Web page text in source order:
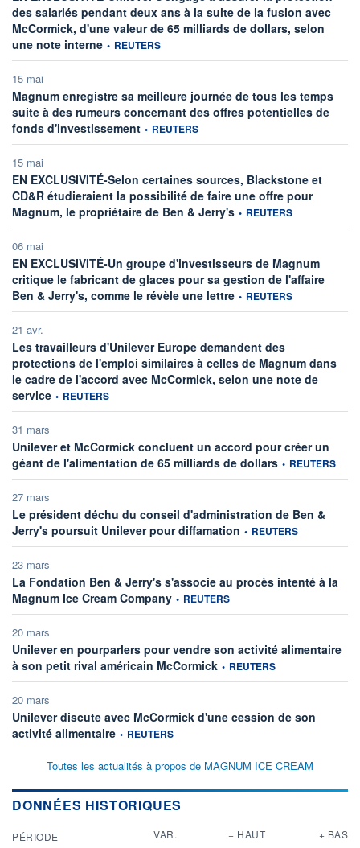
des salariés pendant deux ans à la suite de la fusion avec
McCormick, d'une valeur de 65 milliards de dollars, selon
une note interne information fournie par
• REUTERS
15 mai
Magnum enregistre sa meilleure journée de tous les temps
suite à des rumeurs concernant des offres potentielles de
fonds d'investissementinformation fournie par
• REUTERS
15 mai
EN EXCLUSIVITÉ-Selon certaines sources, Blackstone et
CD&R étudieraient la possibilité de faire une offre pour
Magnum, le propriétaire de Ben & Jerry's information fournie par
• REUTERS
06 mai
EN EXCLUSIVITÉ-Un groupe d'investisseurs de Magnum
critique le fabricant de glaces pour sa gestion de l'affaire
Ben & Jerry's, comme le révèle une lettre information fournie par
• REUTERS
21 avr.
Les travailleurs d'Unilever Europe demandent des
protections de l'emploi similaires à celles de Magnum dans
le cadre de l'accord avec McCormick, selon une note de
service information fournie par
• REUTERS
31 mars
Unilever et McCormick concluent un accord pour créer un
géant de l'alimentation de 65 milliards de dollars information
• REUTERS
27 mars
Le président déchu du conseil d'administration de Ben &
Jerry's poursuit Unilever pour diffamation information fournie par
• REUTERS
23 mars
La Fondation Ben & Jerry's s'associe au procès intenté à la
Magnum Ice Cream Companyinformation fournie par
• REUTERS
20 mars
Unilever en pourparlers pour vendre son activité alimentaire
à son petit rival américain McCormickinformation fournie par
• REUTERS
20 mars
Unilever discute avec McCormick d'une cession de son
activité alimentaire information fournie par
• REUTERS
Toutes les actualités à propos de MAGNUM ICE CREAM
DONNÉES HISTORIQUES
PÉRIODE VAR. + HAUT + BAS